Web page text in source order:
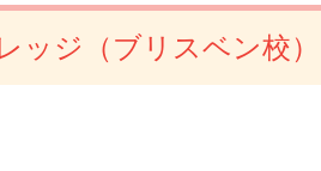
ッジ（ブリスベン校）